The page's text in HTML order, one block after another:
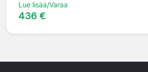
Lue lisää/Varaa
436 €